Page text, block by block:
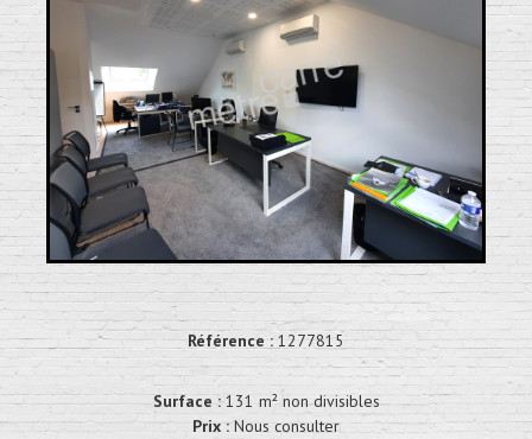
Référence : 1277815
Surface :131 m² non divisibles
Prix :Nous consulter